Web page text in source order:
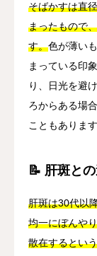
そばかすは直
まったもので
す。色が薄い
まっている印
り、日光を避
ろからある場
こともあります
📝 肝斑と
肝斑は30代以
均一にぼんや
散在するとい